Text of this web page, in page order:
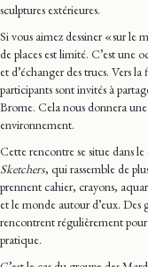
sculptures extérieures.
Si vous aimez dessiner « sur le
de places est limité. C’est une
et d’échanger des trucs. Vers
participants sont invités à
Brome. Cela nous donnera
environnement.
Cette rencontre se situe dans
Sketchers, qui rassemble de
prennent cahier, crayons,
et le monde autour d’eux. Des
rencontrent régulièrement pour
pratique.